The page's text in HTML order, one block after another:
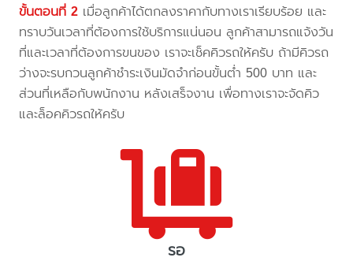
ขั้นตอนที่ 2 เมื่อลูกค้าได้ตกลงราคากับทางเราเรียบร้อย และ
ทราบวันเวลาที่ต้องการใช้บริการแน่นอน ลูกค้าสามารถแจ้งวัน
ที่และเวลาที่ต้องการขนของ เราจะเช็คคิวรถให้ครับ ถ้ามีคิวรถ
ว่างจะรบกวนลูกค้าชำระเงินมัดจำก่อนขั้นต่ำ 500 บาท และ
ส่วนที่เหลือกับพนักงาน หลังเสร็จงาน เพื่อทางเราจะจัดคิว
และล็อคคิวรถให้ครับ
รอ